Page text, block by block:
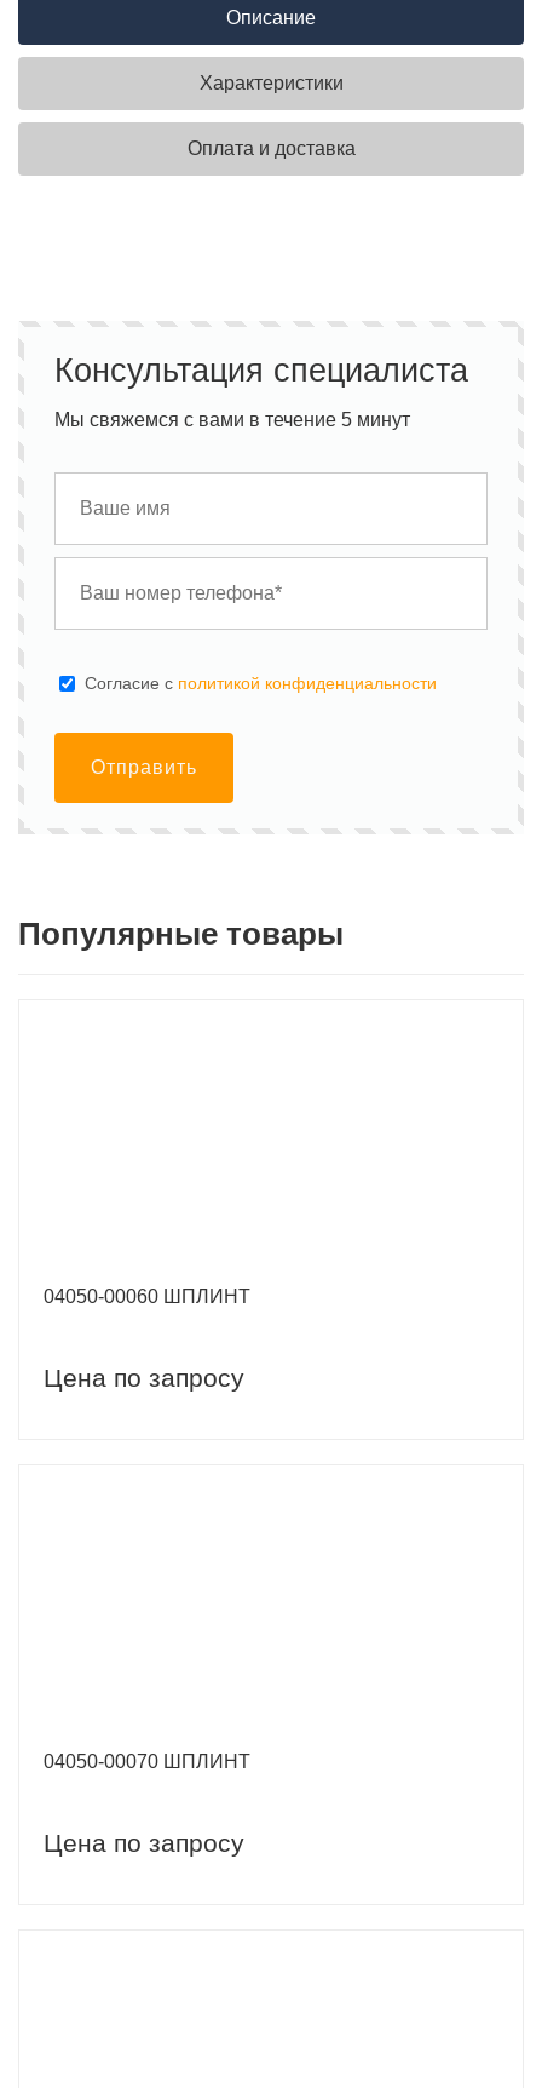
Описание
Характеристики
Оплата и доставка
Консультация специалиста
Мы свяжемся с вами в течение 5 минут
Cогласие с политикой конфиденциальности
Отправить
Популярные товары
04050-00060 ШПЛИНТ
Цена по запросу
04050-00070 ШПЛИНТ
Цена по запросу